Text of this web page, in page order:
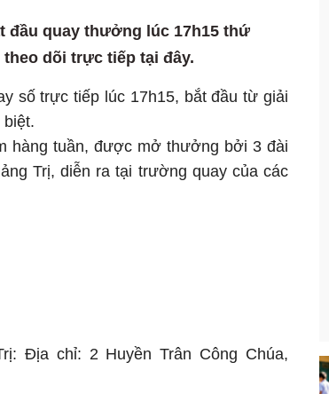
đầu quay thưởng lúc 17h15 thứ
theo dõi trực tiếp tại đây.
số trực tiếp lúc 17h15, bắt đầu từ giải
biệt.
hàng tuần, được mở thưởng bởi 3 đài
Trị, diễn ra tại trường quay của các
Địa chỉ: 2 Huyền Trân Công Chúa,